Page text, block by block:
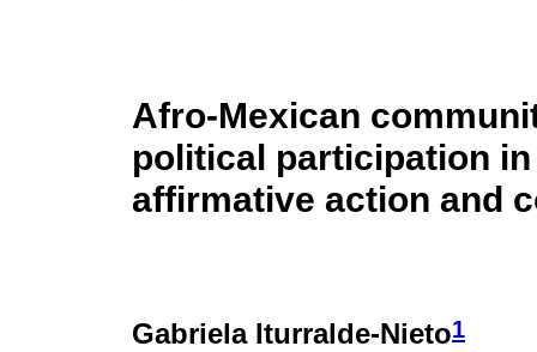
Afro-Mexican
political participation
affirmative action and
Gabriela Iturralde-Nieto1